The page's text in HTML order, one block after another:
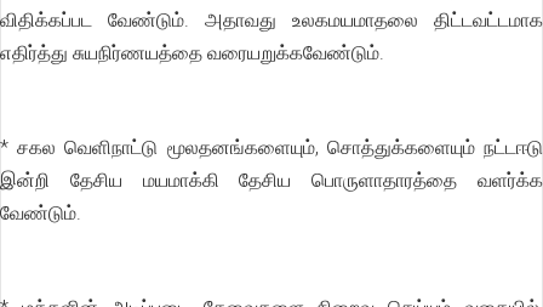
விதிக்கப்பட வேண்டும். அதாவது உலகமயமாதலை திட்டவட்டமாக
எதிர்த்து சுயநிர்ணயத்தை வரையறுக்கவேண்டும்.
* சகல வெளிநாட்டு மூலதனங்களையும், சொத்துக்களையும் நட்டஈடு
இன்றி தேசிய மயமாக்கி தேசிய பொருளாதாரத்தை வளர்க்க
வேண்டும்.